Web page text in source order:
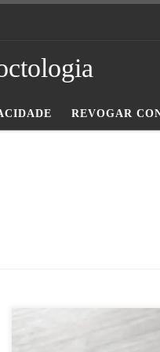
REVOGAR
O Dr. Umberto Morelli